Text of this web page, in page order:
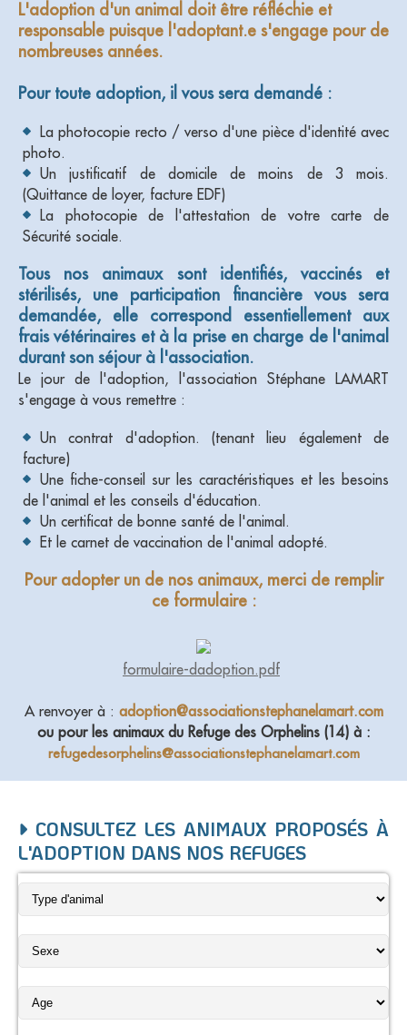
L'adoption d'un animal doit être réfléchie et
responsable puisque l'adoptant.e s'engage pour de
nombreuses années.
Pour toute adoption, il vous sera demandé :
La photocopie recto / verso d'une pièce d'identité avec
photo.
Un justificatif de domicile de moins de 3 mois.
(Quittance de loyer, facture EDF)
La photocopie de l'attestation de votre carte de
Sécurité sociale.
Tous nos animaux sont identifiés, vaccinés et
stérilisés, une participation financière vous sera
demandée, elle correspond essentiellement aux
frais vétérinaires et à la prise en charge de l'animal
durant son séjour à l'association.
Le jour de l'adoption, l'association Stéphane LAMART
s'engage à vous remettre :
Un contrat d'adoption. (tenant lieu également de
facture)
Une fiche-conseil sur les caractéristiques et les besoins
de l'animal et les conseils d'éducation.
Un certificat de bonne santé de l'animal.
Et le carnet de vaccination de l'animal adopté.
Pour adopter un de nos animaux, merci de remplir
ce formulaire :
formulaire-dadoption.pdf
A renvoyer à : adoption@associationstephanelamart.com
ou pour les animaux du Refuge des Orphelins (14) à :
refugedesorphelins@associationstephanelamart.com
CONSULTEZ LES ANIMAUX PROPOSÉS À
L'ADOPTION DANS NOS REFUGES